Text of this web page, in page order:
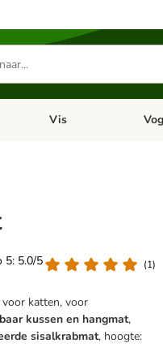
ApotheekOpen categorie menu:
Vis
5: 5.0/5
(1)
katten, voor
kussen en hangmat,
sisalkrabmat, hoogte: